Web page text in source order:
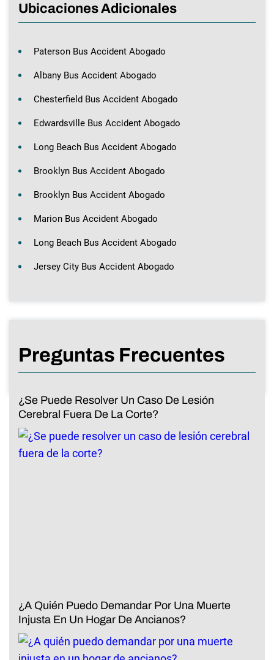
Ubicaciones Adicionales
Paterson Bus Accident Abogado
Albany Bus Accident Abogado
Chesterfield Bus Accident Abogado
Edwardsville Bus Accident Abogado
Long Beach Bus Accident Abogado
Brooklyn Bus Accident Abogado
Brooklyn Bus Accident Abogado
Marion Bus Accident Abogado
Long Beach Bus Accident Abogado
Jersey City Bus Accident Abogado
Preguntas Frecuentes
¿Se Puede Resolver Un Caso De Lesión
Cerebral Fuera De La Corte?
¿A Quién Puedo Demandar Por Una Muerte
Injusta En Un Hogar De Ancianos?